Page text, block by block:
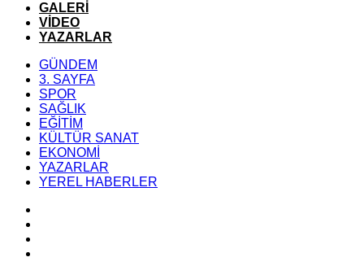
GALERİ
VİDEO
YAZARLAR
GÜNDEM
3. SAYFA
SPOR
SAĞLIK
EĞİTİM
KÜLTÜR SANAT
EKONOMİ
YAZARLAR
YEREL HABERLER